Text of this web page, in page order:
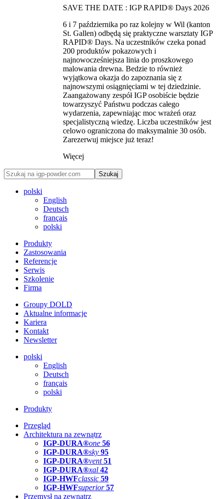
SAVE THE DATE : IGP RAPID® Days 2026
6 i 7 października po raz kolejny w Wil (kanton
St. Gallen) odbędą się praktyczne warsztaty IGP
RAPID® Days. Na uczestników czeka ponad
200 produktów pokazowych i
najnowocześniejsza linia do proszkowego
malowania drewna. Bedzie to również
wyjątkowa okazja do zapoznania się z
najnowszymi osiągnięciami w tej dziedzinie.
Zaangażowany zespół IGP osobiście będzie
towarzyszyć Państwu podczas całego
wydarzenia, zapewniając moc wrażeń oraz
specjalistyczną wiedzę. Liczba uczestników jest
celowo ograniczona do maksymalnie 30 osób.
Zarezerwuj miejsce już teraz!
Więcej
Szukaj
polski
English
Deutsch
français
polski
Produkty
Zastosowania
Referencje
Serwis
Szkolenie
Firma
Groupy DOLD
Aktualne informacje
Kariera
Kontakt
Newsletter
polski
English
Deutsch
français
polski
Produkty
Przegląd
Architektura na zewnątrz
IGP-DURA®one 56
IGP-DURA®sky 95
IGP-DURA®vent 51
IGP-DURA®xal 42
IGP-HWFclassic 59
IGP-HWFsuperior 57
Przemysł na zewnątrz